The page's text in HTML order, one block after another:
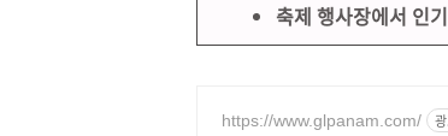
축제 행사장에서 인
https://www.glpanam.com/